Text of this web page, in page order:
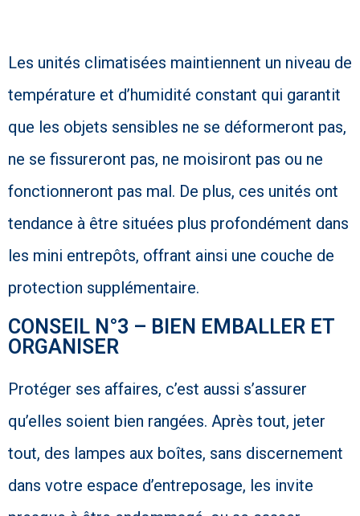
Les unités climatisées maintiennent un niveau de
température et d’humidité constant qui garantit
que les objets sensibles ne se déformeront pas,
ne se fissureront pas, ne moisiront pas ou ne
fonctionneront pas mal. De plus, ces unités ont
tendance à être situées plus profondément dans
les mini entrepôts, offrant ainsi une couche de
protection supplémentaire.
CONSEIL N°3 – BIEN EMBALLER ET
ORGANISER
Protéger ses affaires, c’est aussi s’assurer
qu’elles soient bien rangées. Après tout, jeter
tout, des lampes aux boîtes, sans discernement
dans votre espace d’entreposage, les invite